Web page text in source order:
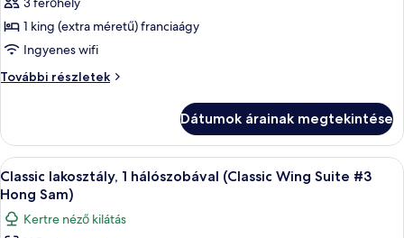
lakosztály,
1
(Classic
#2
Hong
Song)
1 king (extra méretű) franciaágy
Ingyenes wifi
További részletek
Executive
(Classic
Wing
Suite
#2
Hong
Song)
Dátumok árainak megtekintése
A
következő
szoba
összes
Egy szállodai szoba, amelyben egy
11
Classic lakosztály, 1 hálószobával (Classic Wing Suite #3
Hong Sam)
Kertre néző kilátás